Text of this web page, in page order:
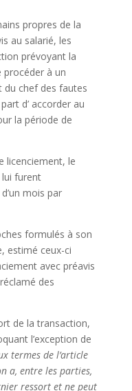
propres de la
au salarié, les
prévoyant la
procéder à un
du chef des fautes
d’ accorder au
la période de
licenciement, le
furent
mois par
formulés à son
estimé ceux-ci
avec préavis
des
de la transaction,
l’exception de
termes de l’article
a, entre les parties,
ressort et ne peut